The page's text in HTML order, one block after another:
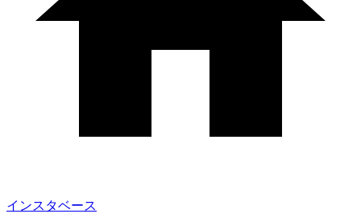
インスタベース